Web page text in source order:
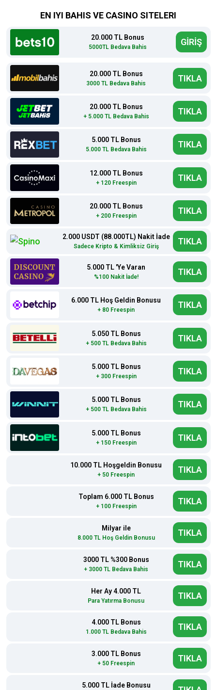
EN IYI BAHIS VE CASINO SITELERI
20.000 TL Bonus
5000TL Bedava Bahis GİRİŞ
20.000 TL Bonus
3000 TL Bedava Bahis TIKLA
20.000 TL Bonus
+ 5.000 TL Bedava Bahis TIKLA
5.000 TL Bonus
5.000 TL Bedava Bahis TIKLA
12.000 TL Bonus
+ 120 Freespin TIKLA
20.000 TL Bonus
+ 200 Freespin TIKLA
2.000 USDT (88.000TL) Nakit İade
Sadece Kripto & Kimliksiz Giriş TIKLA
5.000 TL 'Ye Varan
%100 Nakit İade! TIKLA
6.000 TL Hoş Geldin Bonusu
+ 80 Freespin TIKLA
5.050 TL Bonus
+ 500 TL Bedava Bahis TIKLA
5.000 TL Bonus
+ 300 Freespin TIKLA
5.000 TL Bonus
+ 500 TL Bedava Bahis TIKLA
5.000 TL Bonus
+ 150 Freespin TIKLA
10.000 TL Hoşgeldin Bonusu
+ 50 Freespin TIKLA
Toplam 6.000 TL Bonus
+ 100 Freespin TIKLA
Milyar ile
8.000 TL Hoş Geldin Bonusu TIKLA
3000 TL %300 Bonus TIKLA
Her Ay 4.000 TL
4.000 TL Bonus
3.000 TL Bonus